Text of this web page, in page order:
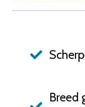
Breed